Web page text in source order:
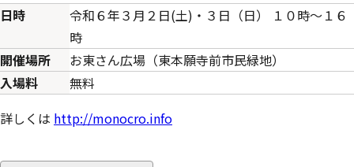
日時
令和６年３月２日(土)・３日（日） １０時～１６
時
開催場所
お東さん広場（東本願寺前市民緑地）
入場料
無料
詳しくは http://monocro.info